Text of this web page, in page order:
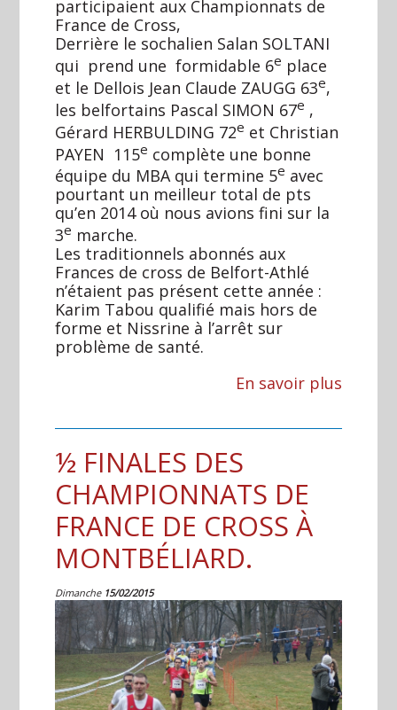
participaient aux Championnats de
France de Cross,
Derrière le sochalien Salan SOLTANI
qui prend une formidable 6e place
et le Dellois Jean Claude ZAUGG 63e,
les belfortains Pascal SIMON 67e ,
Gérard HERBULDING 72e et Christian
PAYEN 115e complète une bonne
équipe du MBA qui termine 5e avec
pourtant un meilleur total de pts
qu’en 2014 où nous avions fini sur la
3e marche.
Les traditionnels abonnés aux
Frances de cross de Belfort-Athlé
n’étaient pas présent cette année :
Karim Tabou qualifié mais hors de
forme et Nissrine à l’arrêt sur
problème de santé.
En savoir plus
½ FINALES DES
CHAMPIONNATS DE
FRANCE DE CROSS À
MONTBÉLIARD.
Dimanche 15/02/2015